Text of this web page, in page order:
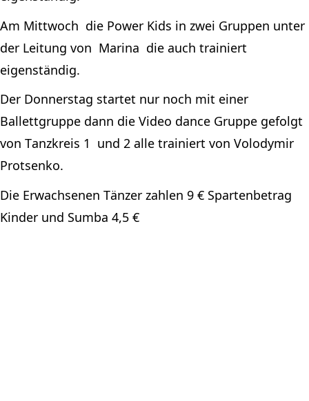
Am Mittwoch  die Power Kids in zwei Gruppen unter
der Leitung von  Marina
eigenständig.
Der Donnerstag startet nur noch mit einer
Ballettgruppe dann die Video dance Gruppe gefolgt
von Tanzkreis 1  und
Protsenko.
Die Erwachsenen Tänzer zahlen 9 € Spartenbetrag
Kinder und Sumba 4,5 €